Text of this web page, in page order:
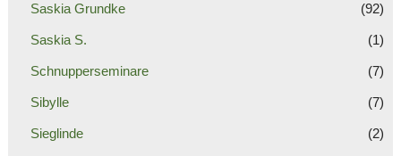
Saskia Grundke (92)
Saskia S. (1)
Schnupperseminare (7)
Sibylle (7)
Sieglinde (2)